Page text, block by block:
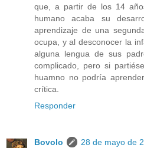
que, a partir de los 14
humano acaba su
aprendizaje de una
ocupa, y al desconocer la
alguna lengua de sus
complicado, pero si
huamno no podría
crítica.
Responder
Bovolo
28 de mayo de